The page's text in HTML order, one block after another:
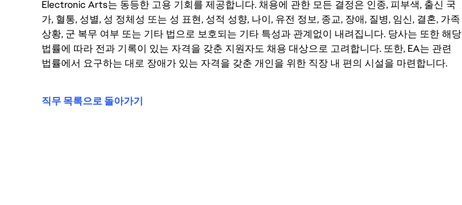
Electronic Arts는 동등한 고용 기회를 제공합니다. 채용에 관한 모든 결정은 인종, 피부색, 출신 국
가, 혈통, 성별, 성 정체성 또는 성 표현, 성적 성향, 나이, 유전 정보, 종교, 장애, 질병, 임신, 결혼, 가족
상황, 군 복무 여부 또는 기타 법으로 보호되는 기타 특성과 관계없이 내려집니다. 당사는 또한 해당
법률에 따라 전과 기록이 있는 자격을 갖춘 지원자도 채용 대상으로 고려합니다. 또한, EA는 관련
법률에서 요구하는 대로 장애가 있는 자격을 갖춘 개인을 위한 직장 내 편의 시설을 마련합니다.
직무 목록으로 돌아가기